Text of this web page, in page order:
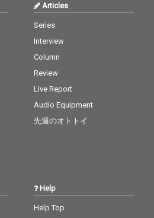
Articles
Series
Interview
Column
Review
Live Report
Audio Equipment
先週のオトトイ
Help
Help Top